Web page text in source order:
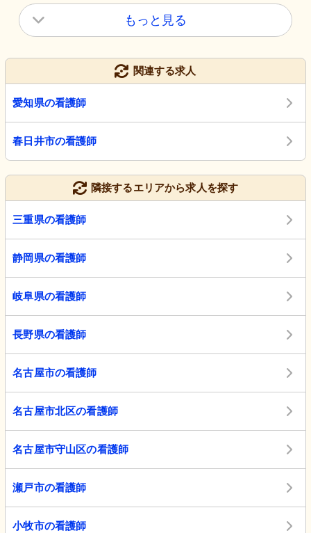
もっと見る
関連する求人
愛知県の看護師
春日井市の看護師
隣接するエリアから求人を探す
三重県の看護師
静岡県の看護師
岐阜県の看護師
長野県の看護師
名古屋市の看護師
名古屋市北区の看護師
名古屋市守山区の看護師
瀬戸市の看護師
小牧市の看護師